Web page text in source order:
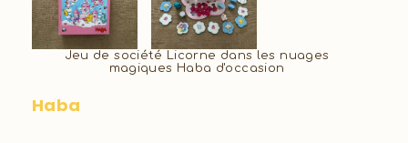
Jeu de société Licorne dans les nuages
magiques Haba d'occasion
Haba